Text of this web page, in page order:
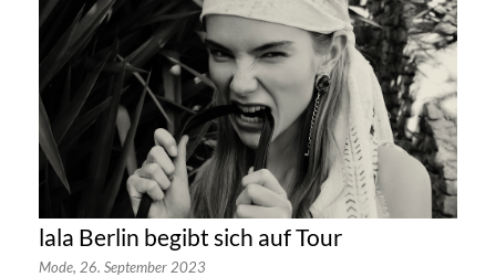
lala Berlin begibt sich auf Tour
Mode, 26. September 2023